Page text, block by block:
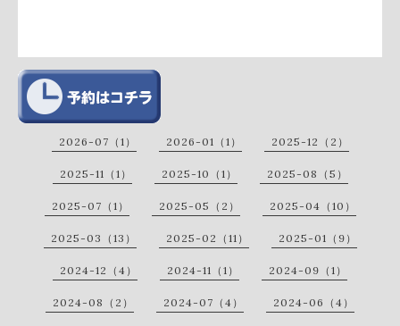
2026-07（1） 2026-01（1） 2025-12（2）
2025-11（1） 2025-10（1） 2025-08（5）
2025-07（1） 2025-05（2） 2025-04（10）
2025-03（13） 2025-02（11） 2025-01（9）
2024-12（4） 2024-11（1） 2024-09（1）
2024-08（2） 2024-07（4） 2024-06（4）